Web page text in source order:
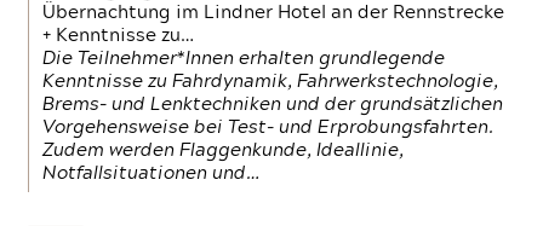
Übernachtung im Lindner Hotel an der Rennstrecke
+ Kenntnisse zu…
Die Teilnehmer*Innen erhalten grundlegende
Kenntnisse zu Fahrdynamik, Fahrwerkstechnologie,
Brems- und Lenktechniken und der grundsätzlichen
Vorgehensweise bei Test- und Erprobungsfahrten.
Zudem werden Flaggenkunde, Ideallinie,
Notfallsituationen und…